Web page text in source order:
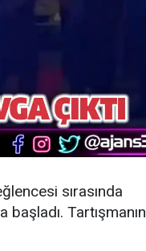
sırasında
Tartışmanın